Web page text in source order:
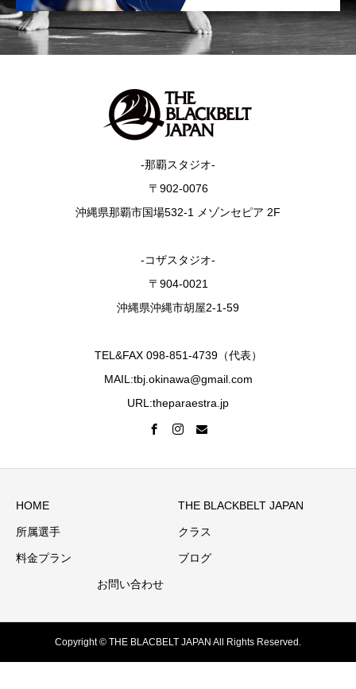
-那覇スタジオ-
〒902-0076
沖縄県那覇市国場532-1 メゾンセピア 2F
-コザスタジオ-
〒904-0021
沖縄県沖縄市胡屋2-1-59
TEL&FAX 098-851-4739（代表）
MAIL:tbj.okinawa@gmail.com
URL:theparaestra.jp
HOME THE BLACKBELT JAPAN
所属選手 クラス
料金プラン ブログ
お問い合わせ
Copyright © THE BLACBELT JAPAN All Rights Reserved.